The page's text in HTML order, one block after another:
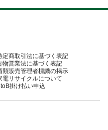
定商取引法に基づく表記
物営業法に基づく表記
類販売管理者標識の掲示
電リサイクルについて
掛け払い申込